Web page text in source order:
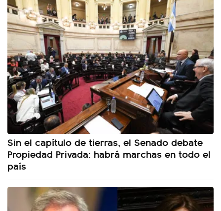
Sin el capítulo de tierras, el Senado debate
Propiedad Privada: habrá marchas en todo el
país